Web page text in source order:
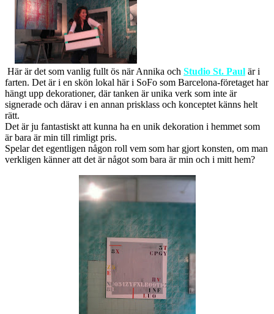
Här är det som vanlig fullt ös när Annika och Studio St. Paul är i
farten. Det är i en skön lokal här i SoFo som Barcelona-företaget har
hängt upp dekorationer, där tanken är unika verk som inte är
signerade och därav i en annan prisklass och konceptet känns helt
rätt.
Det är ju fantastiskt att kunna ha en unik dekoration i hemmet som
är bara är min till rimligt pris.
Spelar det egentligen någon roll vem som har gjort konsten, om man
verkligen känner att det är något som bara är min och i mitt hem?